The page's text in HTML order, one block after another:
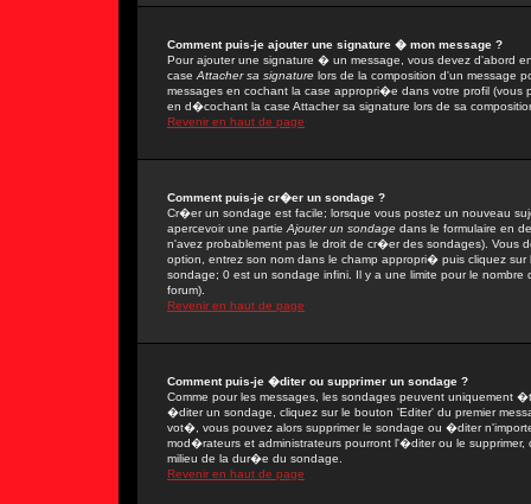
Comment puis-je ajouter une signature � mon message ?
Pour ajouter une signature � un message, vous devez d'abord
case Attacher sa signature lors de la composition d'un message
messages en cochant la case appropri�e dans votre profil
en d�cochant la case Attacher sa signature lors de sa
Revenir en haut de page
Comment puis-je cr�er un sondage ?
Cr�er un sondage est facile; lorsque vous postez un nouveau
apercevoir une partie Ajouter un sondage dans le formulaire en
n'avez probablement pas le droit de cr�er des sondages). Vous
option, entrez son nom dans le champ appropri� puis cliquez
sondage; 0 est un sondage infini. Il y a une limite pour le
forum).
Revenir en haut de page
Comment puis-je �diter ou supprimer un sondage ?
Comme pour les messages, les sondages peuvent
�diter un sondage, cliquez sur le bouton 'Editer' du premier
vot�, vous pouvez alors supprimer le sondage ou �diter
mod�rateurs et administrateurs pourront l'�diter ou le
milieu de la dur�e du sondage.
Revenir en haut de page